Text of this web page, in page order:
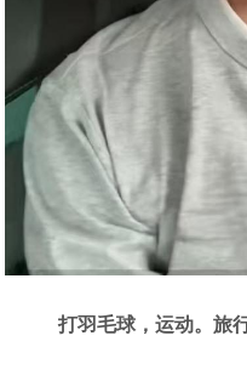
打羽毛球，运动。旅